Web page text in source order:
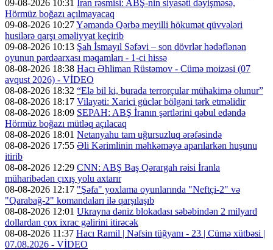
09-08-2026 10:31 İran rəsmisi: ABŞ-nin siyasəti dəyişməsə,
Hörmüz boğazı açılmayacaq
09-08-2026 10:27Yəməndə Qərbə meyilli hökumət qüvvələri
husilərə qarşı əməliyyat keçirib
09-08-2026 10:13 Şah İsmayıl Səfəvi – son dövrlər hədəflənən
oyunun pərdəarxası məqamları - 1-ci hissə
08-08-2026 18:38 Hacı Əhliman Rüstəmov - Cümə moizəsi (07
avqust 2026) - VİDEO
08-08-2026 18:32 “Elə bil ki, burada terrorçular mühakimə olunur”
08-08-2026 18:17 Vilayəti: Xarici güclər bölgəni tərk etməlidir
08-08-2026 18:09 SEPAH: ABŞ İranın şərtlərini qəbul edəndə
Hörmüz boğazı mütləq açılacaq
08-08-2026 18:01 Netanyahu tam uğursuzluq ərəfəsində
08-08-2026 17:55 Əli Kərimlinin məhkəməyə aparılarkən huşunu
itirib
08-08-2026 12:29 CNN: ABŞ Baş Qərargah rəisi İranla
müharibədən çıxış yolu axtarır
08-08-2026 12:17 "Şəfa" yoxlama oyunlarında "Neftçi-2" və
"Qarabağ-2" komandaları ilə qarşılaşıb
08-08-2026 12:01 Ukrayna dəniz blokadası səbəbindən 2 milyard
dollardan çox ixrac gəlirini itirəcək
08-08-2026 11:37 Hacı Ramil | Nəfsin tüğyanı - 23 | Cümə xütbəsi |
07.08.2026 - VİDEO